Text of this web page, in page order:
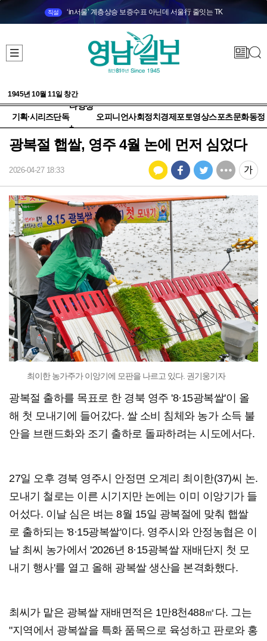
직설 ‘in서울’ 계층상승 보증수표 아닌데 서울行 줄잇는 TK
1945년 10월 11일 창간
기획·시리즈단독
다양성
+
오피니언사회정치 경제 포토영상스포츠문화동정
광복절 햅쌀, 영주 4월 논에 먼저 심었다
2026-04-27 18:33
최이한 농가주가 이앙기에 모판을 나르고 있다. 권기웅기자
광복절 출하를 목표로 한 경북 영주 '8·15광복쌀'이 올
해 첫 모내기에 들어갔다. 쌀 소비 침체와 농가 소득 불
안을 브랜드화와 조기 출하로 돌파하려는 시도에서다.
27일 오후 경북 영주시 안정면 오계리 최이한(37)씨 논.
모내기 철로는 이른 시기지만 논에는 이미 이앙기가 들
어섰다. 이날 심은 벼는 8월 15일 광복절에 맞춰 햅쌀
로 출하되는 '8·15광복쌀'이다. 영주시와 안정농협은 이
날 최씨 농가에서 '2026년 8·15광복쌀 재배단지 첫 모
내기 행사'를 열고 올해 광복쌀 생산을 본격화했다.
최씨가 맡은 광복쌀 재배면적은 1만8천488㎡다. 그는
"지역에서 광복쌀을 특화 품목으로 육성하고 판로와 홍